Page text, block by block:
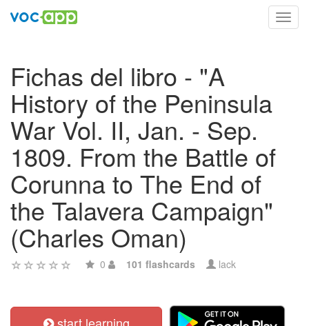
Fichas del libro - "A
History of the Peninsula
War Vol. II, Jan. - Sep.
1809. From the Battle of
Corunna to The End of
the Talavera Campaign"
(Charles Oman)
0 101 flashcards lack